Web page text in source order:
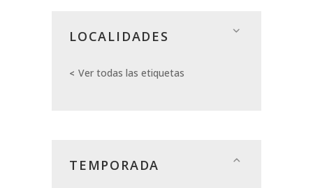
LOCALIDADES
Ver todas las etiquetas
TEMPORADA